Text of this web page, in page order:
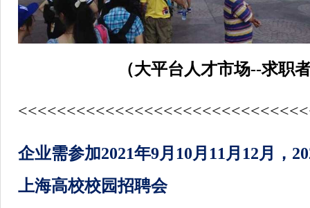
（大平台人才市场--求职
企业需参加2021年9月10月11月12月，
上海高校校园招聘会